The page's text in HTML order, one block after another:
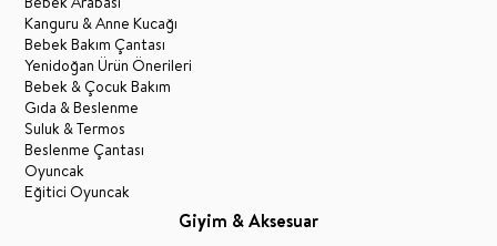
Kanguru & Anne Kucağı
Bebek Bakım Çantası
Yenidoğan Ürün Önerileri
Bebek & Çocuk Bakım
Gıda & Beslenme
Suluk & Termos
Beslenme Çantası
Oyuncak
Eğitici Oyuncak
Giyim & Aksesuar